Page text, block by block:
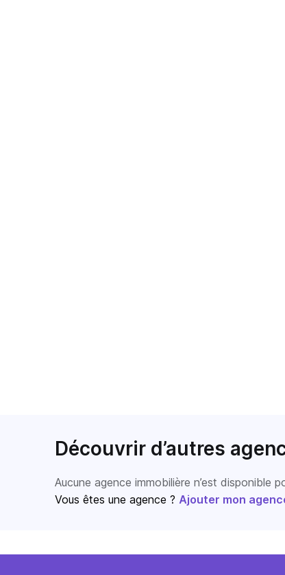
Découvrir d’autres
Aucune agence immobilière n’est disponible
Vous êtes une agence ? Ajouter mon